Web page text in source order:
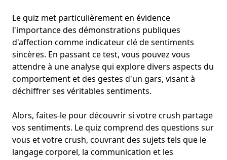
Le quiz met particulièrement en évidence
l'importance des démonstrations publiques
d'affection comme indicateur clé de sentiments
sincères. En passant ce test, vous pouvez vous
attendre à une analyse qui explore divers aspects du
comportement et des gestes d'un gars, visant à
déchiffrer ses véritables sentiments.
Alors, faites-le pour découvrir si votre crush partage
vos sentiments. Le quiz comprend des questions sur
vous et votre crush, couvrant des sujets tels que le
langage corporel, la communication et les